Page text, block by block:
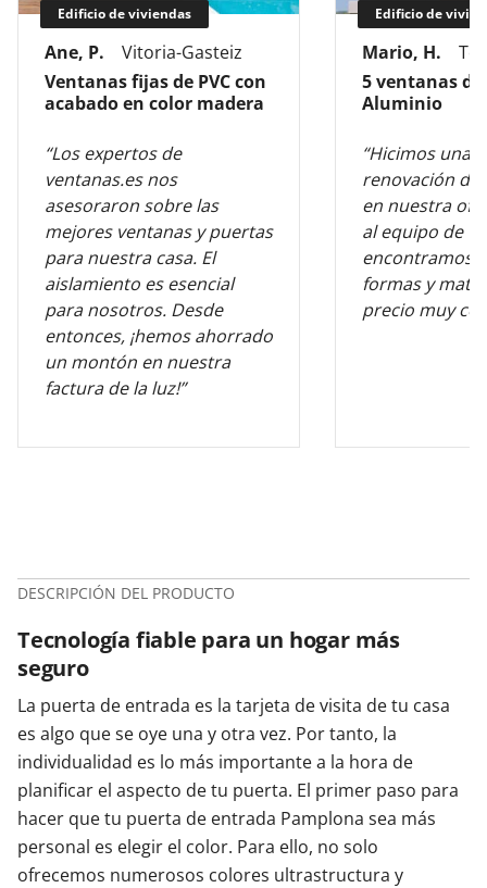
Edificio de viviendas
Ane, P.
Vitoria-Gasteiz
Ventanas fijas de PVC con
acabado en color madera
“Los expertos de
ventanas.es nos
asesoraron sobre las
mejores ventanas y puertas
para nuestra casa. El
aislamiento es esencial
para nosotros. Desde
entonces, ¡hemos ahorrado
un montón en nuestra
factura de la luz!”
Edificio de
Mario, H.
5 ventanas de
Aluminio
“Hicimos una
renovación de
en nuestra
al equipo de
encontramos
formas y
precio muy
DESCRIPCIÓN DEL PRODUCTO
Tecnología fiable para un hogar más
seguro
La puerta de entrada es la tarjeta de visita de tu casa
es algo que se oye una y otra vez. Por tanto, la
individualidad es lo más importante a la hora de
planificar el aspecto de tu puerta. El primer paso para
hacer que tu puerta de entrada Pamplona sea más
personal es elegir el color. Para ello, no solo
ofrecemos numerosos colores ultrastructura y